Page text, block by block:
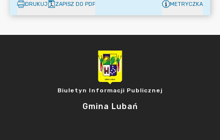
DRUKUJ ZAPISZ DO PDF METRYCZKA
Biuletyn Informacji Publicznej
Gmina Lubań